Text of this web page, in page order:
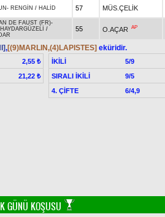
- RENGİN / HALİD 57 MÜS.ÇELİK
DE FAUST (FR)-
/
55 O.AÇAR AP
,[(9)MARLIN,(4)LAPISTES] eküridir.
2,55 ₺
21,22 ₺
İKİLİ 5/9
SIRALI İKİLİ
9/5
4. ÇİFTE
6/4,9
GÜNÜ KOŞUSU